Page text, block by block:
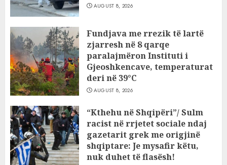
AUGUST 8, 2026
Fundjava me rrezik të lartë
zjarresh në 8 qarqe
paralajmëron Instituti i
Gjeoshkencave, temperaturat
deri në 39°C
AUGUST 8, 2026
“Kthehu në Shqipëri”/ Sulm
racist në rrjetet sociale ndaj
gazetarit grek me origjinë
shqiptare: Je mysafir këtu,
nuk duhet të flasësh!